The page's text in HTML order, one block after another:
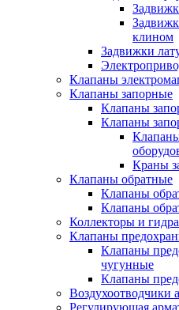
клином
Задвижки
Клапаны
Клапаны запорные
Клапаны
Клапаны
Краны
Клапаны обратные
Клапаны
Клапаны
Коллекторы и
Клапаны
Клапаны
чугунные
Клапаны
Воздухоотводчики
Регулирующая